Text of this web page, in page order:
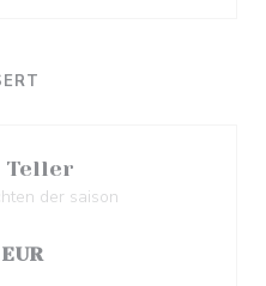
Teller
der saison